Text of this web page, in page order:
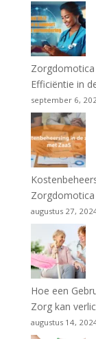
Zorgdomotica
Efficiëntie in
september 6,
augustus 27,
Hoe een
Zorg kan
augustus 14,